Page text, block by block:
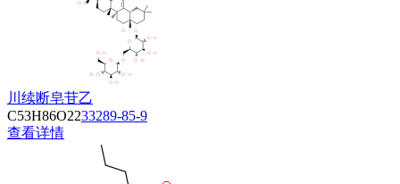
川续断皂苷乙
C53H86O2233289-85-9
查看详情